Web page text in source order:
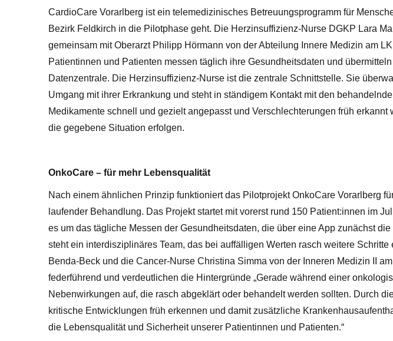
CardioCare Vorarlberg ist ein telemedizinisches Betreuungsprogramm für
Bezirk Feldkirch in die Pilotphase geht. Die Herzinsuffizienz-Nurse DGKP Lara
gemeinsam mit Oberarzt Philipp Hörmann von der Abteilung Innere Medizin am
Patientinnen und Patienten messen täglich ihre Gesundheitsdaten und
Datenzentrale. Die Herzinsuffizienz-Nurse ist die zentrale Schnittstelle. Sie
Umgang mit ihrer Erkrankung und steht in ständigem Kontakt mit den
Medikamente schnell und gezielt angepasst und Verschlechterungen früh
die gegebene Situation erfolgen.
OnkoCare – für mehr Lebensqualität
Nach einem ähnlichen Prinzip funktioniert das Pilotprojekt OnkoCare Vorarlberg
laufender Behandlung. Das Projekt startet mit vorerst rund 150 Patient:innen im
es um das tägliche Messen der Gesundheitsdaten, die über eine App zunächst
steht ein interdisziplinäres Team, das bei auffälligen Werten rasch weitere Schritte
Benda-Beck und die Cancer-Nurse Christina Simma von der Inneren Medizin II
federführend und verdeutlichen die Hintergründe „Gerade während einer
Nebenwirkungen auf, die rasch abgeklärt oder behandelt werden sollten. Durch
kritische Entwicklungen früh erkennen und damit zusätzliche
die Lebensqualität und Sicherheit unserer Patientinnen und Patienten.“